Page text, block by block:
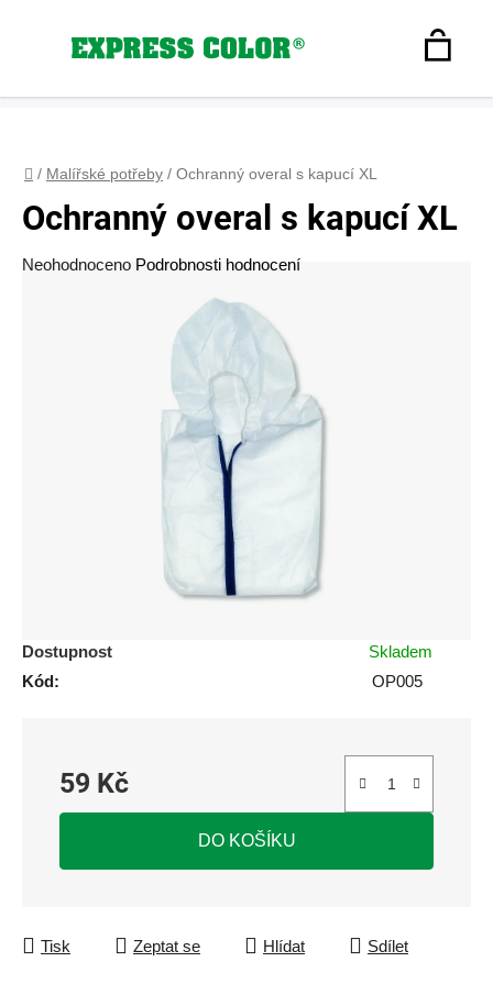
Hledat
Domů
/ Malířské potřeby / Ochranný overal s kapucí XL
Dostupnost
Skladem
Kód:
OP005
59 Kč
Měrná cena:
DO KOŠÍKU
Tisk Zeptat se Hlídat Sdílet
Ochranný overal s kapucí XL
Průměrné
Neohodnoceno Podrobnosti hodnocení